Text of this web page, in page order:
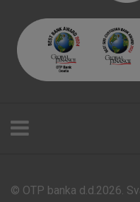
Poslovnice i bankomati
© OTP banka d.d.2026.